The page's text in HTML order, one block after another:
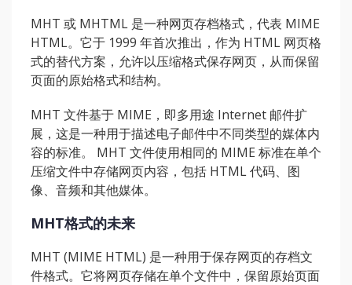
MHT 或 MHTML 是一种网页存档格式，代表 MIME
HTML。它于 1999 年首次推出，作为 HTML 网页格
式的替代方案，允许以压缩格式保存网页，从而保留
页面的原始格式和结构。
MHT 文件基于 MIME，即多用途 Internet 邮件扩
展，这是一种用于描述电子邮件中不同类型的媒体内
容的标准。 MHT 文件使用相同的 MIME 标准在单个
压缩文件中存储网页内容，包括 HTML 代码、图
像、音频和其他媒体。
MHT格式的未来
MHT (MIME HTML) 是一种用于保存网页的存档文
件格式。它将网页存储在单个文件中，保留原始页面